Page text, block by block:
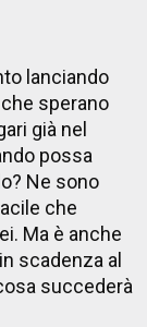
lanciando
sperano
già nel
possa
Ne sono
che
Ma è anche
scadenza al
succederà